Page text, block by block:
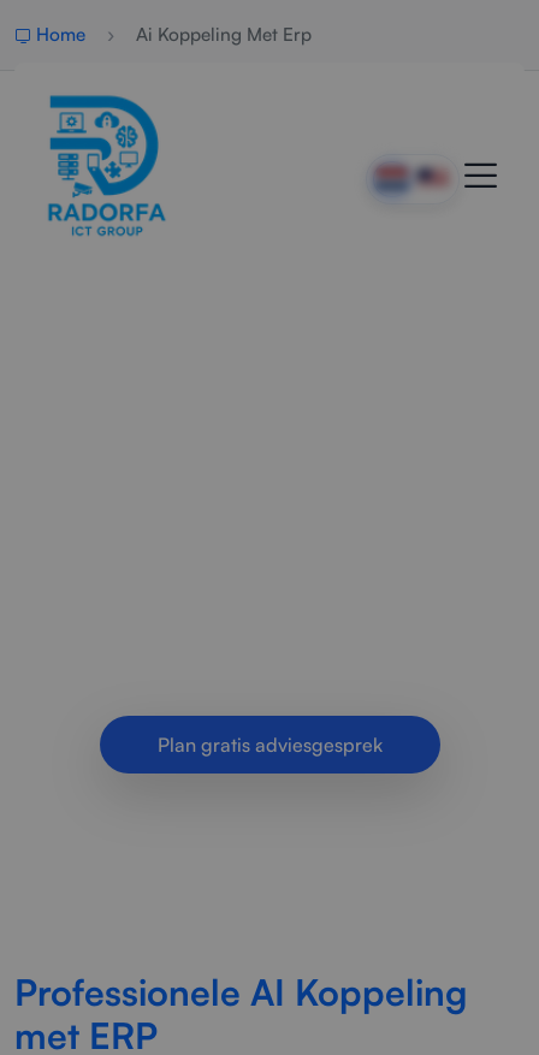
Home Ai Koppeling Met Erp
Plan gratis adviesgesprek
Professionele AI Koppeling
met ERP